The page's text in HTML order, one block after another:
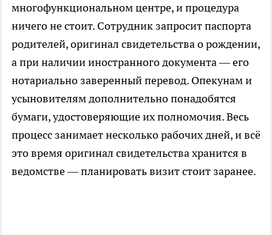
многофункциональном центре, и процедура
ничего не стоит. Сотрудник запросит паспорта
родителей, оригинал свидетельства о рождении,
а при наличии иностранного документа — его
нотариально заверенный перевод. Опекунам и
усыновителям дополнительно понадобятся
бумаги, удостоверяющие их полномочия. Весь
процесс занимает несколько рабочих дней, и всё
это время оригинал свидетельства хранится в
ведомстве — планировать визит стоит заранее.